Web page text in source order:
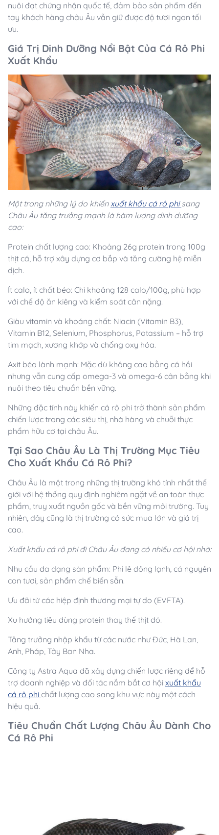
nuôi đạt chứng nhận quốc tế, đảm bảo sản phẩm đến
tay khách hàng châu Âu vẫn giữ được độ tươi ngon tối
ưu.
Giá Trị Dinh Dưỡng Nổi Bật Của Cá Rô Phi
Xuất Khẩu
Một trong những lý do khiến xuất khẩu cá rô phisang
Châu Âu tăng trưởng mạnh là hàm lượng dinh dưỡng
cao:
Protein chất lượng cao: Khoảng 26g protein trong 100g
thịt cá, hỗ trợ xây dựng cơ bắp và tăng cường hệ miễn
dịch.
Ít calo, ít chất béo: Chỉ khoảng 128 calo/100g, phù hợp
với chế độ ăn kiêng và kiểm soát cân nặng.
Giàu vitamin và khoáng chất: Niacin (Vitamin B3),
Vitamin B12, Selenium, Phosphorus, Potassium – hỗ trợ
tim mạch, xương khớp và chống oxy hóa.
Axit béo lành mạnh: Mặc dù không cao bằng cá hồi
nhưng vẫn cung cấp omega-3 và omega-6 cân bằng khi
nuôi theo tiêu chuẩn bền vững.
Những đặc tính này khiến cá rô phi trở thành sản phẩm
chiến lược trong các siêu thị, nhà hàng và chuỗi thực
phẩm hữu cơ tại châu Âu.
Tại Sao Châu Âu Là Thị Trường Mục Tiêu
Cho Xuất Khẩu Cá Rô Phi?
Châu Âu là một trong những thị trường khó tính nhất thế
giới với hệ thống quy định nghiêm ngặt về an toàn thực
phẩm, truy xuất nguồn gốc và bền vững môi trường. Tuy
nhiên, đây cũng là thị trường có sức mua lớn và giá trị
cao.
Xuất khẩu cá rô phi đi Châu Âu đang có nhiều cơ hội nhờ:
Nhu cầu đa dạng sản phẩm: Phi lê đông lạnh, cá nguyên
con tươi, sản phẩm chế biến sẵn.
Ưu đãi từ các hiệp định thương mại tự do (EVFTA).
Xu hướng tiêu dùng protein thay thế thịt đỏ.
Tăng trưởng nhập khẩu từ các nước như Đức, Hà Lan,
Anh, Pháp, Tây Ban Nha.
Công ty Astra Aqua đã xây dựng chiến lược riêng để hỗ
trợ doanh nghiệp và đối tác nắm bắt cơ hội xuất khẩu
cá rô phi chất lượng cao sang khu vực này một cách
hiệu quả.
Tiêu Chuẩn Chất Lượng Châu Âu Dành Cho
Cá Rô Phi